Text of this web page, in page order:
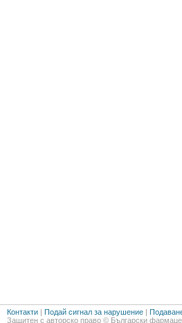
Контакти | Подай сигнал за нарушение |
Защитен с авторско право © Български